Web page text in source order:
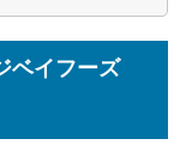
ベイフーズ